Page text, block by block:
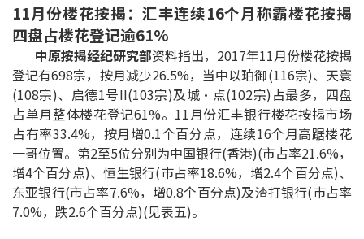
楼按专栏
按揭百科
实时银行资讯
装修·保险优惠
免费装修转介服务
装修设计专栏
11月份楼花按揭：汇丰连续16个月称霸楼花按揭
四盘占楼花登记逾61%
中原按揭经纪研究部资料指出，2017年11月份楼花按揭
登记有698宗，按月减少26.5%，当中以珀御(116宗)、天寰
(108宗)、启德1号II(103宗)及城‧点(102宗)占最多，四盘
占单月整体楼花登记61%。11月份汇丰银行楼花按揭市场
占有率33.4%，按月增0.1个百分点，连续16个月高踞楼花
一哥位置。第2至5位分别为中国银行(香港)(市占率21.6%，
增4个百分点)、恒生银行(巿占率18.6%，增2.4个百分点)、
东亚银行(市占率7.6%，增0.8个百分点)及渣打银行(巿占率
7.0%，跌2.6个百分点)(见表五)。